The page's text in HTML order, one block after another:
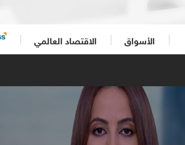
الأسواق الاقتصاد العالمي